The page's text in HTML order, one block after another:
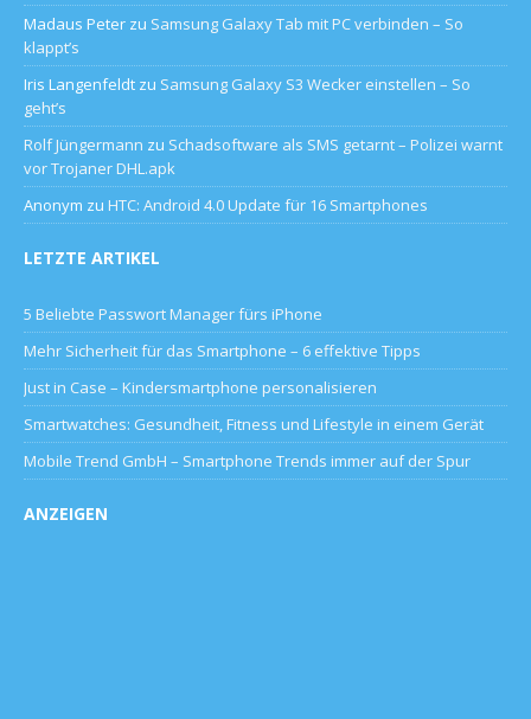
Madaus Peter zu Samsung Galaxy Tab mit PC verbinden – So
klappt’s
Iris Langenfeldt zu Samsung Galaxy S3 Wecker einstellen – So
geht’s
Rolf Jüngermann zu Schadsoftware als SMS getarnt – Polizei warnt
vor Trojaner DHL.apk
Anonym zu HTC: Android 4.0 Update für 16 Smartphones
LETZTE ARTIKEL
5 Beliebte Passwort Manager fürs iPhone
Mehr Sicherheit für das Smartphone – 6 effektive Tipps
Just in Case – Kindersmartphone personalisieren
Smartwatches: Gesundheit, Fitness und Lifestyle in einem Gerät
Mobile Trend GmbH – Smartphone Trends immer auf der Spur
ANZEIGEN